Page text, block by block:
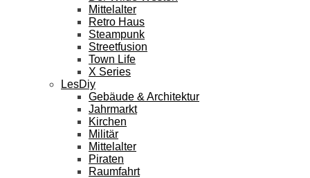
Mittelalter
Retro Haus
Steampunk
Streetfusion
Town Life
X Series
LesDiy
Gebäude & Architektur
Jahrmarkt
Kirchen
Militär
Mittelalter
Piraten
Raumfahrt